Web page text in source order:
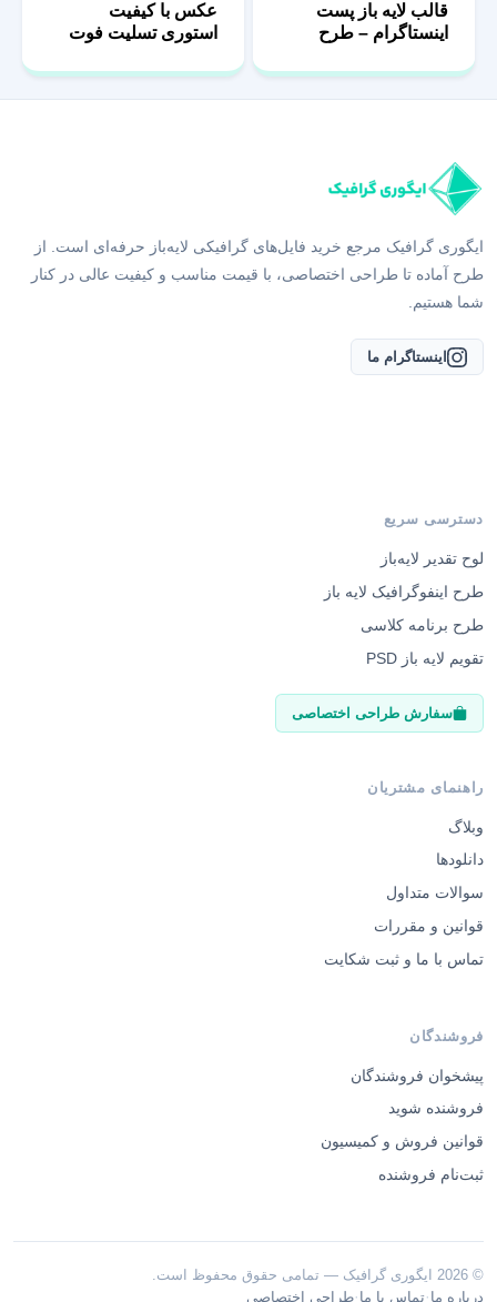
قالب لایه باز پست
اینستاگرام – طرح
عکس با کیفیت
استوری تسلیت فوت
ایگوری گرافیک مرجع خرید فایل‌های گرافیکی لایه‌باز حرفه‌ای است. از
طرح آماده تا طراحی اختصاصی، با قیمت مناسب و کیفیت عالی در کنار
شما هستیم.
اینستاگرام ما
دسترسی سریع
لوح تقدیر لایه‌باز
طرح اینفوگرافیک لایه باز
طرح برنامه کلاسی
تقویم لایه باز PSD
سفارش طراحی اختصاصی
راهنمای مشتریان
وبلاگ
دانلودها
سوالات متداول
قوانین و مقررات
تماس با ما و ثبت شکایت
فروشندگان
پیشخوان فروشندگان
فروشنده شوید
قوانین فروش و کمیسیون
ثبت‌نام فروشنده
© 2026 ایگوری گرافیک — تمامی حقوق محفوظ است.
درباره ما ·تماس با ما ·طراحی اختصاصی